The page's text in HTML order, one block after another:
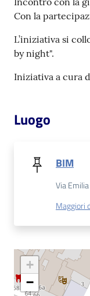
Catalogo
Eventi
bibliotecario
Con la
L’iniziativa si
by night".
Iniziativa a cura
Luogo
BIM
Via
Maggiori
+
−